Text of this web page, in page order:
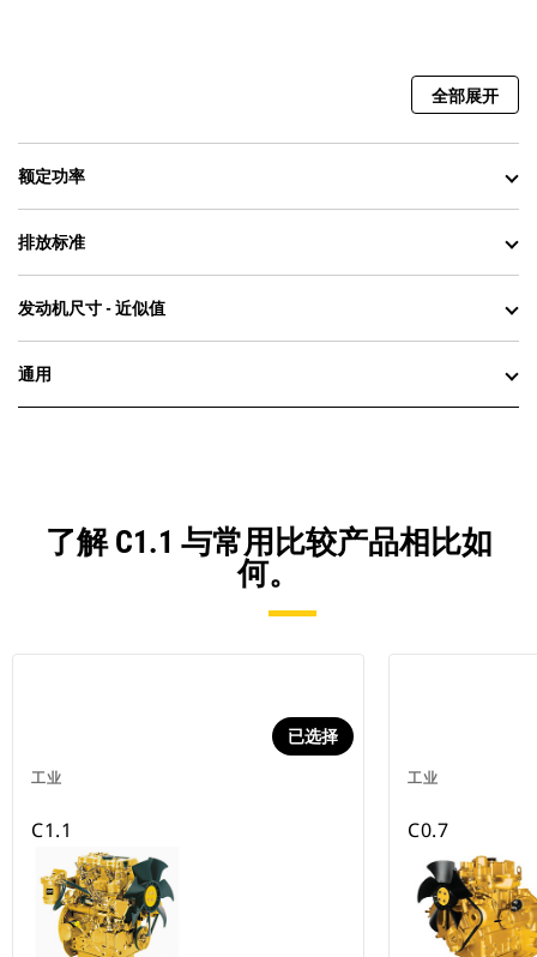
全部展开
额定功率
排放标准
发动机尺寸 - 近似值
通用
了解 C1.1 与常用比较产品相比如
何。
工业
已选择
C1.1
工业
C0.7